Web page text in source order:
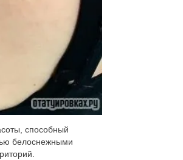
способный
белоснежными